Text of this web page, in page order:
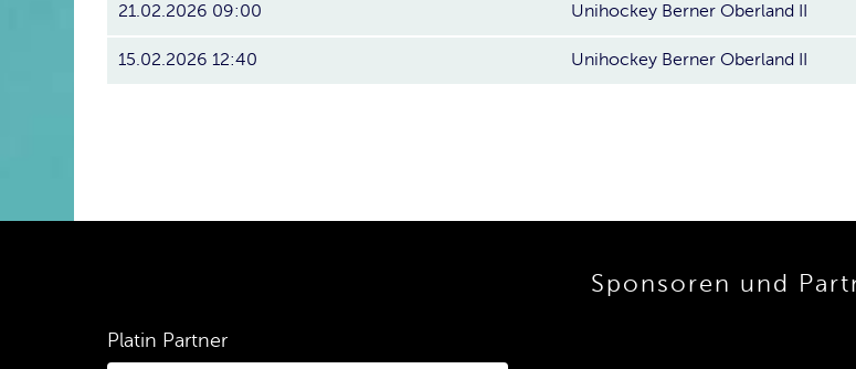
21.02.2026 09:00 Unihockey Berner Oberland II
15.02.2026 12:40 Unihockey Berner Oberland II
Sponsoren und
Platin Partner